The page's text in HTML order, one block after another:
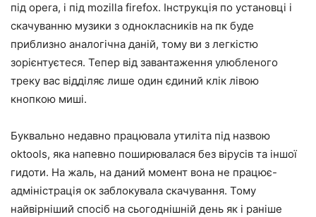
під opera, і під mozilla firefox. Інструкція по установці і
скачуванню музики з однокласників на пк буде
приблизно аналогічна даній, тому ви з легкістю
зорієнтуєтеся. Тепер від завантаження улюбленого
треку вас відділяє лише один єдиний клік лівою
кнопкою миші.
Буквально недавно працювала утиліта під назвою
oktools, яка напевно поширювалася без вірусів та іншої
гидоти. На жаль, на даний момент вона не працює-
адміністрація ок заблокувала скачування. Тому
найвірніший спосіб на сьогоднішній день як і раніше